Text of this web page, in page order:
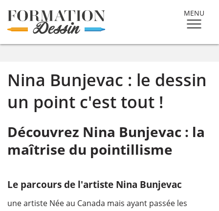
MENU
Nina Bunjevac : le dessin
un point c'est tout !
Découvrez Nina Bunjevac : la
maîtrise du pointillisme
Le parcours de l'artiste Nina Bunjevac
une artiste Née au Canada mais ayant passée les